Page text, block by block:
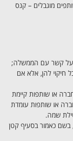
מוגבלים – קנס
חיקוי להן, אלא אם
או שותפות קיימת
או שותפות עומדת
שמה.
בשם כאמור בסעיף קטן